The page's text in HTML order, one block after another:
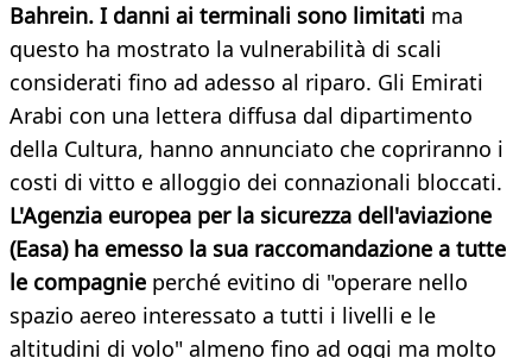
Bahrein. I danni ai terminali sono limitati ma
questo ha mostrato la vulnerabilità di scali
considerati fino ad adesso al riparo. Gli Emirati
Arabi con una lettera diffusa dal dipartimento
della Cultura, hanno annunciato che copriranno i
costi di vitto e alloggio dei connazionali bloccati.
L'Agenzia europea per la sicurezza dell'aviazione
(Easa) ha emesso la sua raccomandazione a tutte
le compagnie perché evitino di "operare nello
spazio aereo interessato a tutti i livelli e le
altitudini di volo" almeno fino ad oggi ma molto